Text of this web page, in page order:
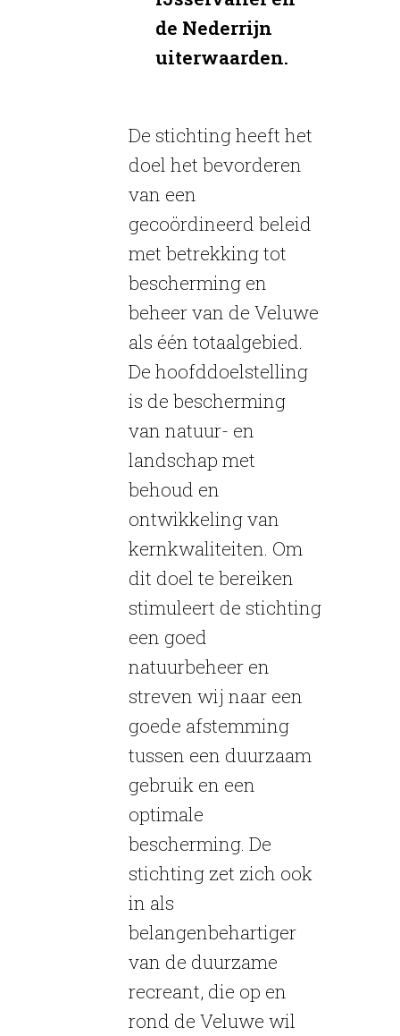
de Nederrijn
uiterwaarden.
De stichting heeft het
doel het bevorderen
van een
gecoördineerd beleid
met betrekking tot
bescherming en
beheer van de Veluwe
als één totaalgebied.
De hoofddoelstelling
is de bescherming
van natuur- en
landschap met
behoud en
ontwikkeling van
kernkwaliteiten. Om
dit doel te bereiken
stimuleert de stichting
een goed
natuurbeheer en
streven wij naar een
goede afstemming
tussen een duurzaam
gebruik en een
optimale
bescherming. De
stichting zet zich ook
in als
belangenbehartiger
van de duurzame
recreant, die op en
rond de Veluwe wil